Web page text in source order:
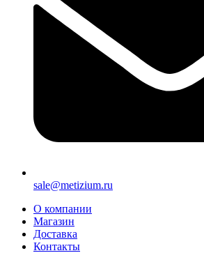
sale@metizium.ru
О компании
Магазин
Доставка
Контакты